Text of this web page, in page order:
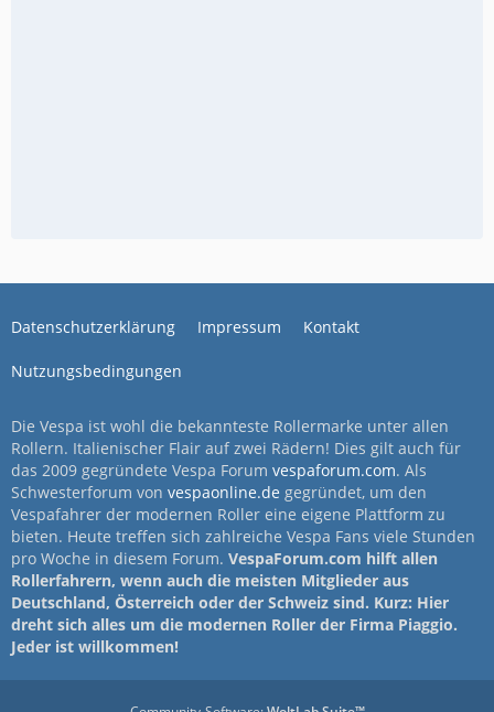
Datenschutzerklärung Impressum Kontakt
Nutzungsbedingungen
Die Vespa ist wohl die bekannteste Rollermarke unter allen
Rollern. Italienischer Flair auf zwei Rädern! Dies gilt auch für
das 2009 gegründete Vespa Forum vespaforum.com. Als
Schwesterforum von vespaonline.de gegründet, um den
Vespafahrer der modernen Roller eine eigene Plattform zu
bieten. Heute treffen sich zahlreiche Vespa Fans viele Stunden
pro Woche in diesem Forum. VespaForum.com hilft allen
Rollerfahrern, wenn auch die meisten Mitglieder aus
Deutschland, Österreich oder der Schweiz sind. Kurz: Hier
dreht sich alles um die modernen Roller der Firma Piaggio.
Jeder ist willkommen!